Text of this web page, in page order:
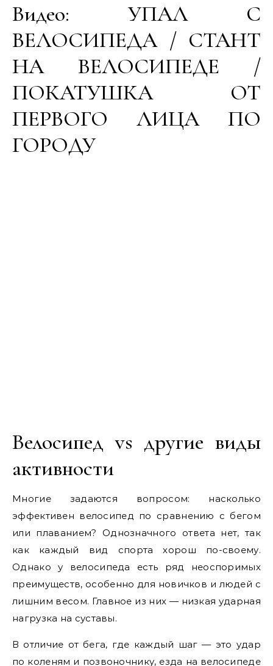
Видео: УПАЛ С
ВЕЛОСИПЕДА / СТАНТ
НА ВЕЛОСИПЕДЕ /
ПОКАТУШКА ОТ
ПЕРВОГО ЛИЦА ПО
ГОРОДУ
Велосипед vs другие виды
активности
Многие задаются вопросом: насколько
эффективен велосипед по сравнению с бегом
или плаванием? Однозначного ответа нет, так
как каждый вид спорта хорош по-своему.
Однако у велосипеда есть ряд неоспоримых
преимуществ, особенно для новичков и людей с
лишним весом. Главное из них — низкая ударная
нагрузка на суставы.
В отличие от бега, где каждый шаг — это удар
по коленям и позвоночнику, езда на велосипеде